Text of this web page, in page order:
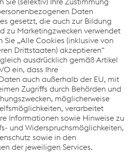
Nutzung der Schiene und die
Kreisläufe gestaltet die
Zukunft der
Werk verlässt, macht die
heute ein Stück weit